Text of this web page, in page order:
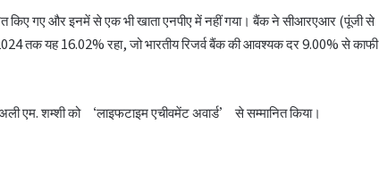
किए गए और इनमें से एक भी खाता एनपीए में नहीं गया। बैंक ने सीआरएआर (पूंजी से
तक यह 16.02% रहा, जो भारतीय रिजर्व बैंक की आवश्यक दर 9.00% से काफी
एम. शम्शी को ‘लाइफटाइम एचीवमेंट अवार्ड’ से सम्मानित किया।
‘कोऑपरेशन अमंग कोऑपरेटिव्स’ से कोऑप बैंकों
को 20 हजार करोड़: भूटानी
भजनलाल ने राजस्थान में ‘भारत टैक्सी’ सेवा का